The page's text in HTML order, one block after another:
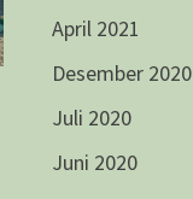
April 2021
Desember 2020
Juli 2020
Juni 2020